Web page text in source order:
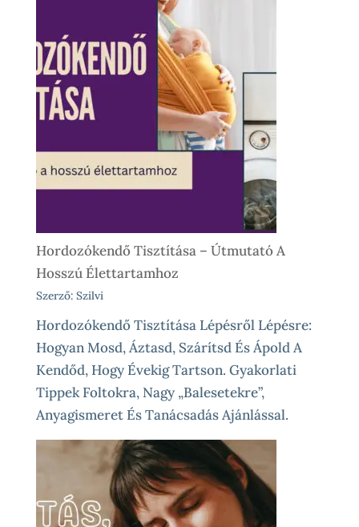
Avagy
Okos
Próba
Vásárlás
Előtt
És
Különleges
Élethelyzetekre
Hordozókendő Tisztítása – Útmutató A
Hosszú Élettartamhoz
Szerző: Szilvi
Hordozókendő Tisztítása Lépésről Lépésre:
Hogyan Mosd, Áztasd, Szárítsd És Ápold A
Kendőd, Hogy Évekig Tartson. Gyakorlati
Tippek Foltokra, Nagy „balesetekre”,
Anyagismeret És Tanácsadás Ajánlással.